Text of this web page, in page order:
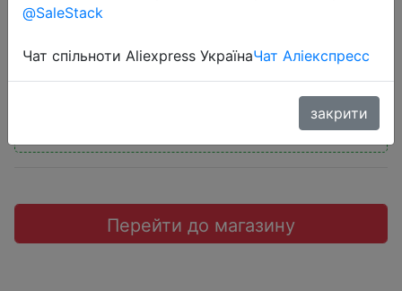
12990 руб.
Перейти до магазину
@SaleStack
Чат спільноти Aliexpress УкраїнаЧат Аліекспресс
закрити